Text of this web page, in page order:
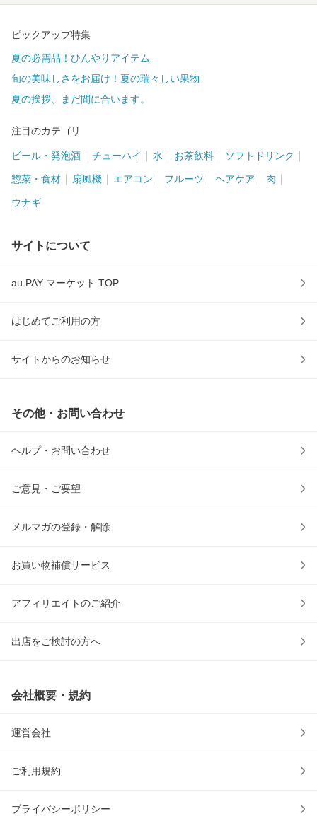
ピックアップ特集
夏の必需品！ひんやりアイテム
旬の美味しさをお届け！夏の瑞々しい果物
夏の挨拶、まだ間に合います。
注目のカテゴリ
ビール・発泡酒 チューハイ 水 お茶飲料 ソフトドリンク
惣菜・食材 扇風機 エアコン フルーツ ヘアケア 肉
ウナギ
サイトについて
au PAY マーケット TOP
はじめてご利用の方
サイトからのお知らせ
その他・お問い合わせ
ヘルプ・お問い合わせ
ご意見・ご要望
メルマガの登録・解除
お買い物補償サービス
アフィリエイトのご紹介
出店をご検討の方へ
会社概要・規約
運営会社
ご利用規約
プライバシーポリシー